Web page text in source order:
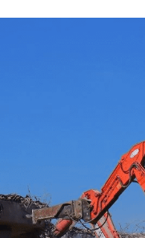
Quận 10-